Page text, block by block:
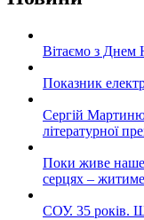
Вітаємо з Днем
Показник
Сергій
літературної
Поки живе наше
серцях –
СОУ. 35 років.